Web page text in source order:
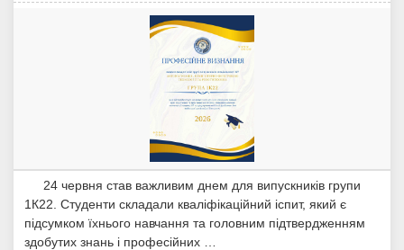
24 червня став важливим днем для випускників групи
1К22. Студенти складали кваліфікаційний іспит, який є
підсумком їхнього навчання та головним підтвердженням
здобутих знань і професійних …